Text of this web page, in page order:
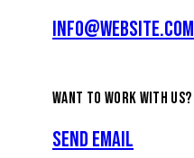
info@website.com
WANT TO WORK WITH US?
Send Email